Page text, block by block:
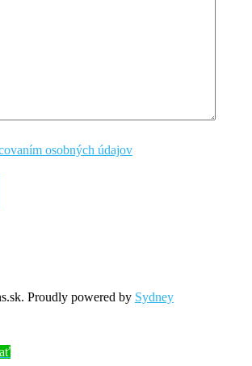
osobných údajov
Proudly powered by Sydney